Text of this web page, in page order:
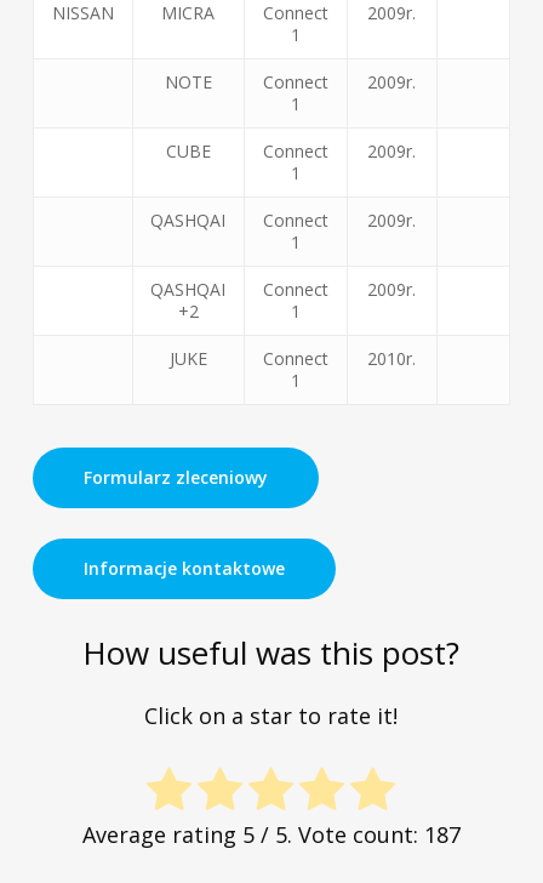
NISSAN MICRA
Connect
1
2009r.
NOTE
Connect
1
2009r.
CUBE
Connect
1
2009r.
QASHQAI
Connect
1
2009r.
QASHQAI
+2
Connect
1
2009r.
JUKE
Connect
1
2010r.
Formularz zleceniowy
Informacje kontaktowe
How useful was this post?
Click on a star to rate it!
Average rating 5/ 5. Vote count: 187